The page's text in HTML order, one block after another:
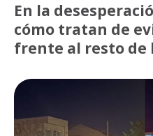
En la
cómo tratan de
frente al resto de